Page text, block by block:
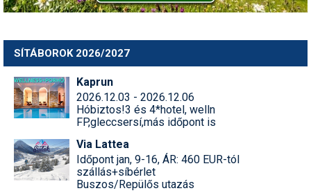
SÍTÁBOROK 2026/2027
Kaprun
2026.12.03 - 2026.12.06
Hóbiztos!3 és 4*hotel, welln
FP,gleccsersí,más időpont is
Via Lattea
Időpont jan, 9-16, ÁR: 460 EUR-tól
szállás+síbérlet
Buszos/Repülős utazás